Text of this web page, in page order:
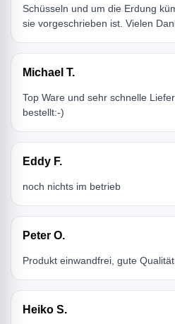
Schüsseln und um die Erdung
sie vorgeschrieben ist. Vielen
Michael T.
Top Ware und sehr schnelle
bestellt:-)
Eddy F.
noch nichts im betrieb
Peter O.
Produkt einwandfrei, gute Qualität
Heiko S.